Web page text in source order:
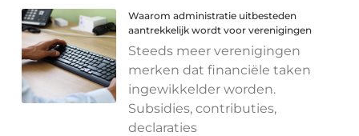
Waarom administratie uitbesteden
aantrekkelijk wordt voor verenigingen
Steeds meer verenigingen
merken dat financiële taken
ingewikkelder worden.
Subsidies, contributies,
declaraties